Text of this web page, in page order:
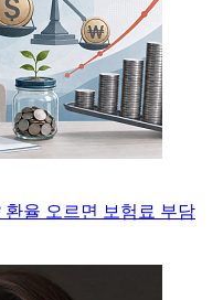
환율 오르면 보험료 부담